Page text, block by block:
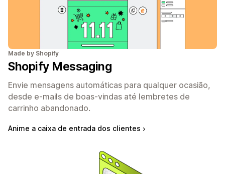
Made by Shopify
Shopify Messaging
Envie mensagens automáticas para qualquer ocasião,
desde e-mails de boas-vindas até lembretes de
carrinho abandonado.
Anime a caixa de entrada dos clientes